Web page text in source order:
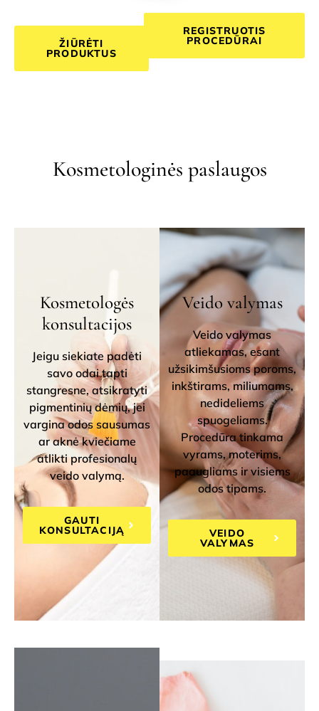
ŽIŪRĖTI
PRODUKTUS
REGISTRUOTIS
PROCEDŪRAI
Kosmetologinės paslaugos
Kosmetologės
konsultacijos
Jeigu siekiate padėti
savo odai tapti
stangresne, atsikratyti
pigmentinių dėmių, jei
vargina odos sausumas
ar aknė kviečiame
atlikti profesionalų
veido valymą.
GAUTI
KONSULTACIJĄ
Veido valymas
Veido valymas
atliekamas, esant
užsikimšusioms poroms,
inkštirams, miliumams,
nedideliems
spuogeliams.
Procedūra tinkama
vyrams, moterims,
paaugliams ir visiems
odos tipams.
VEIDO
VALYMAS